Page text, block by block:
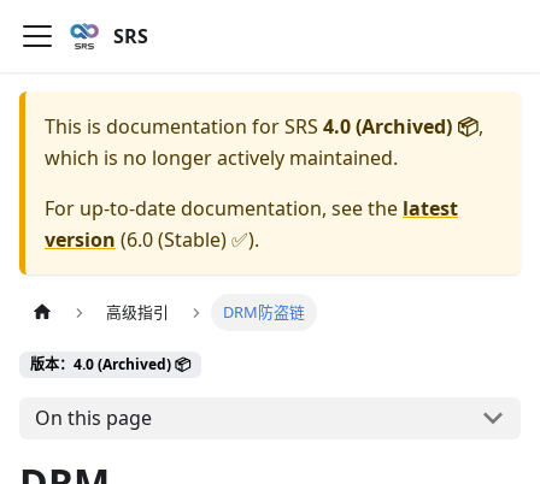
SRS
This is documentation forSRS 4.0 (Archived) 📦,
which is no longer actively maintained.
For up-to-date documentation, see the latest
version (6.0 (Stable) ✅).
高级指引 DRM防盗链
版本：4.0 (Archived) 📦
On this page